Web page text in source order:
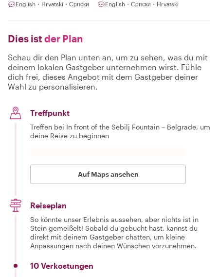
English・Hrvatski・Српски English・Српски・Hrvatski
Dies ist der Plan
Schau dir den Plan unten an, um zu sehen, was du mit
deinem lokalen Gastgeber unternehmen wirst. Fühle
dich frei, dieses Angebot mit dem Gastgeber deiner
Wahl zu personalisieren.
Treffpunkt
Treffen bei In front of the Sebilj Fountain – Belgrade, um
deine Reise zu beginnen
Auf Maps ansehen
Reiseplan
So könnte unser Erlebnis aussehen, aber nichts ist in
Stein gemeißelt! Sobald du gebucht hast, kannst du
direkt mit deinem Gastgeber chatten, um kleine
Anpassungen nach deinen Wünschen vorzunehmen.
10 Verkostungen